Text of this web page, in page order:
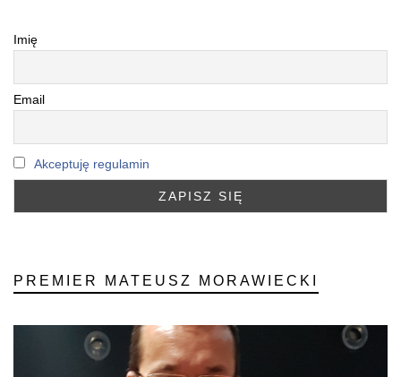
Imię
Email
Akceptuję regulamin
PREMIER MATEUSZ MORAWIECKI